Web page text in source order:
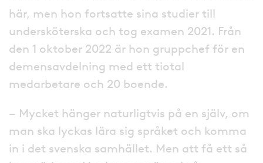
här, men hon fortsatte sina studier till
undersköterska och tog examen 2021. Från
den 1 oktober 2022 är hon gruppchef för en
demensavdelning med ett tiotal
medarbetare och 20 boende.
– Mycket hänger naturligtvis på en själv, om
man ska lyckas lära sig språket och komma
in i det svenska samhället. Men att få ett så